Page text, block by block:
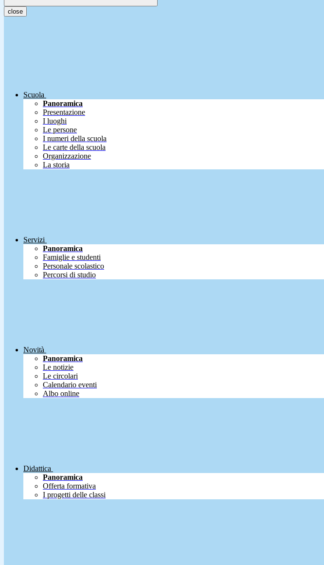
close
Scuola
Panoramica
Presentazione
I luoghi
Le persone
I numeri della scuola
Le carte della scuola
Organizzazione
La storia
Servizi
Panoramica
Famiglie e studenti
Personale scolastico
Percorsi di studio
Novità
Panoramica
Le notizie
Le circolari
Calendario eventi
Albo online
Didattica
Panoramica
Offerta formativa
I progetti delle classi